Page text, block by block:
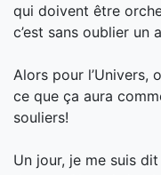
qui doivent être
c’est sans oublier un
Alors pour l’Univers,
ce que ça aura
souliers!
Un jour, je me suis